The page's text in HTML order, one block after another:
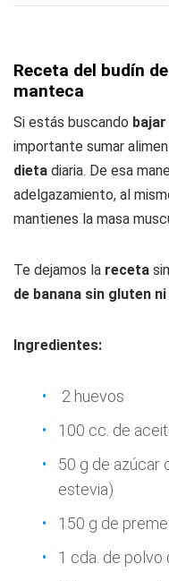
Receta del budín
manteca
Si estás buscando
importante sumar
dieta diaria. De esa
adelgazamiento, al
mantienes la masa
Te dejamos la receta
de banana sin gluten
Ingredientes:
2 huevos
100 cc. de
50 g de azúcar
estevia)
150 g de
1 cda. de polvo